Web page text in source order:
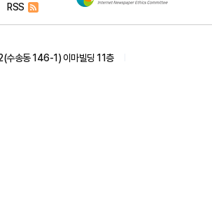
RSS 인
수송동 146-1) 이마빌딩 11층